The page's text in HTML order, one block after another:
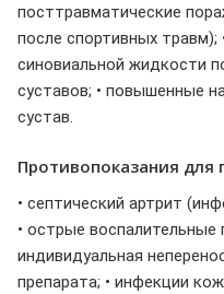
посттравматические
после спортивных травм);
синовиальной жидкости
суставов; • повышенные
сустав.
Противопоказания для
• септический артрит
• острые воспалительные
индивидуальная
препарата; • инфекции